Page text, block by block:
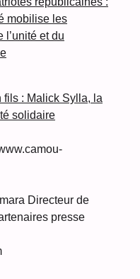
mobilise les
l’unité et du
fils : Malick Sylla, la
solidaire
Directeur de
presse